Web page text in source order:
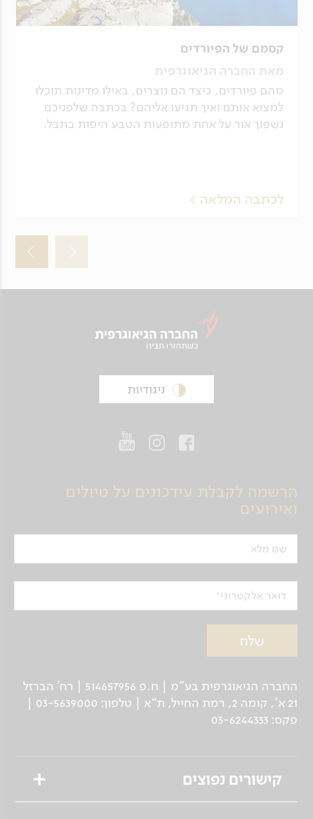
קסמם של הפיורדים
מאת החברה הגיאוגרפית
מהם פיורדים, כיצד הם נוצרים, באילו מדינות תוכלו
למצוא אותם ואיך תגיעו אליהם? בכתבה שלפניכם
נשפוך אור על אחת מתופעות הטבע היפות בתבל.
לכתבה המלאה
ניגודיות
הרשמה לקבלת עידכונים על טיולים
ואירועים
שם מלא
דואר אלקטרוני
החברה הגיאוגרפית בע"מ | ח.פ 514657956 | רח’ הברזל
21 א', קומה 2, רמת החייל, ת“א | טלפון: 03-5639000 |
פקס: 03-6244333
קישורים נפוצים